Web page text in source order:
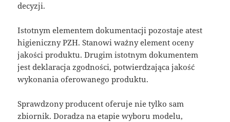
decyzji.
Istotnym elementem dokumentacji pozostaje atest
higieniczny PZH. Stanowi ważny element oceny
jakości produktu. Drugim istotnym dokumentem
jest deklaracja zgodności, potwierdzająca jakość
wykonania oferowanego produktu.
Sprawdzony producent oferuje nie tylko sam
zbiornik. Doradza na etapie wyboru modelu,